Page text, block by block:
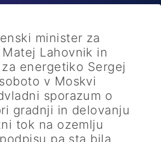
minister za
Lahovnik in
energetiko Sergej
v Moskvi
sporazum o
gradnji in delovanju
tok na ozemlju
pa sta bila